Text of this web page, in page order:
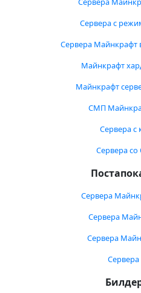
Сервера с
Сервера
Майнкрафт
Майнкрафт
СМП
Сервера с
Сервера со
Сервера
Сервера
Сервера